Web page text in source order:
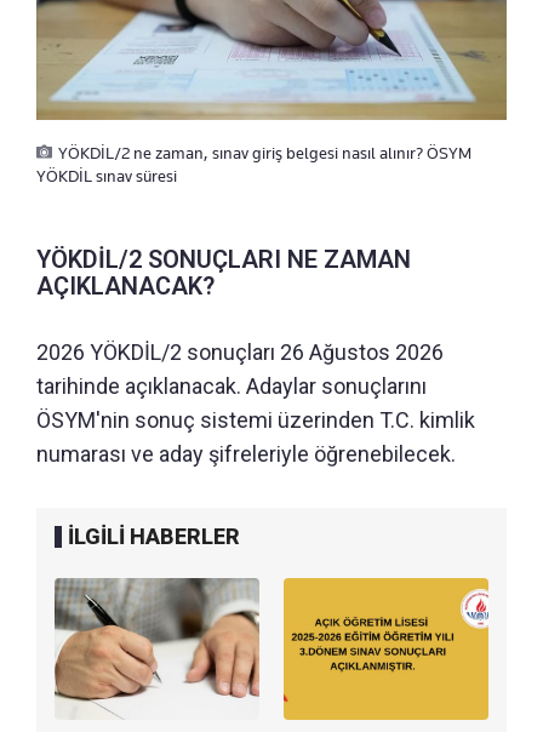
YÖKDİL/2 ne zaman, sınav giriş belgesi nasıl alınır? ÖSYM
YÖKDİL sınav süresi
YÖKDİL/2 SONUÇLARI NE ZAMAN
AÇIKLANACAK?
2026 YÖKDİL/2 sonuçları 26 Ağustos 2026
tarihinde açıklanacak. Adaylar sonuçlarını
ÖSYM'nin sonuç sistemi üzerinden T.C. kimlik
numarası ve aday şifreleriyle öğrenebilecek.
İLGİLİ HABERLER